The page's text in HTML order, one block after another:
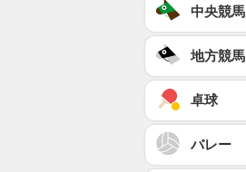
中央競馬
地方競馬
卓球
バレー